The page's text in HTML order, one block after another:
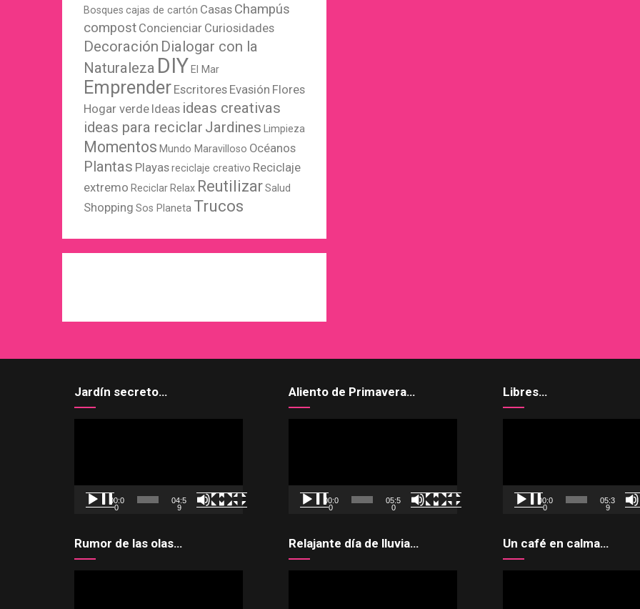
Bosques cajas de cartón Casas Champús
compost Concienciar Curiosidades
Decoración Dialogar con la
Naturaleza DIY El Mar
Emprender Escritores Evasión Flores
Hogar verde Ideas ideas creativas
ideas para reciclar Jardines Limpieza
Momentos Mundo Maravilloso Océanos
Plantas Playasreciclaje creativo Reciclaje
extremo Reciclar Relax ReutilizarSalud
Shopping Sos Planeta Trucos
Jardín secreto…
00:0
0
04:5
9
Aliento de Primavera…
00:0
0
05:5
0
Libres…
00:0
0
05:3
9
Rumor de las olas… Relajante día de lluvia… Un café en calma…